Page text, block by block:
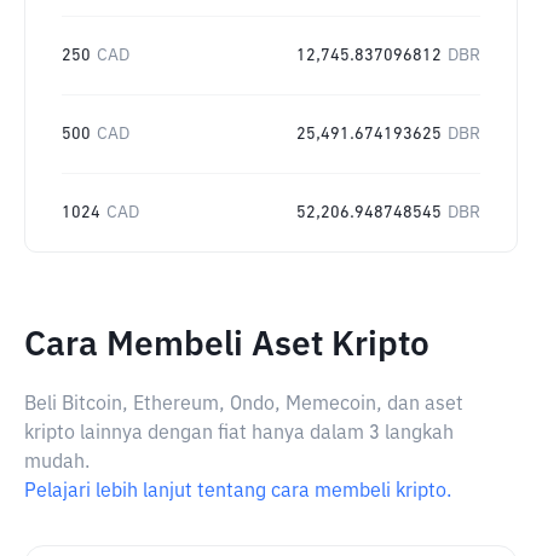
250 CAD 12,745.837096812 DBR
500 CAD 25,491.674193625 DBR
1024 CAD 52,206.948748545 DBR
Cara Membeli Aset Kripto
Beli Bitcoin, Ethereum, Ondo, Memecoin, dan aset
kripto lainnya dengan fiat hanya dalam 3 langkah
mudah.
Pelajari lebih lanjut tentang cara membeli kripto.